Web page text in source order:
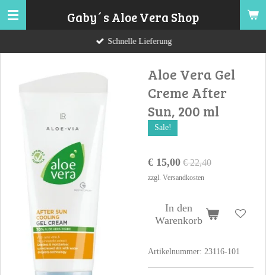
Zum
Gaby´s Aloe Vera Shop
Schnelle Lieferung
Aloe Vera Gel
Creme After
Sun, 200 ml
Sale!
€ 15,00 € 22,40
zzgl. Versandkosten
In den
Warenkorb
Artikelnummer: 23116-101